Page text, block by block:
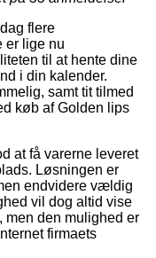
flere
er lige nu
til at hente dine
i din kalender.
samt tit tilmed
køb af Golden lips
at få varerne leveret
Løsningen er
endvidere vældig
vil dog altid vise
men den mulighed er
firmaets